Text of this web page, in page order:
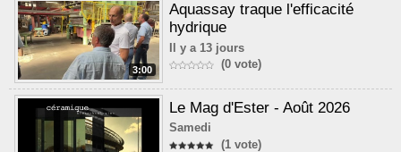
3:00
Aquassay traque l'efficacité
hydrique
Il y a 13 jours
(0 vote)
Le Mag d'Ester - Août 2026
Samedi
(1 vote)